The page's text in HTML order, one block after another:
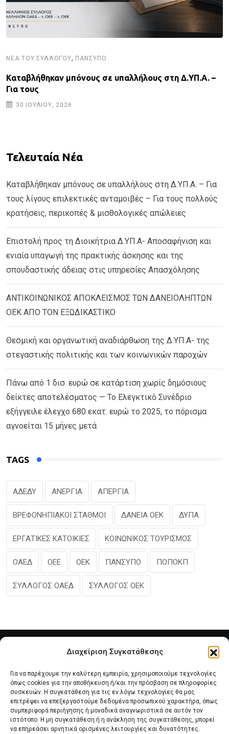
Διαχείριση Συγκατάθεσης
Για να παρέχουμε την καλύτερη εμπειρία, χρησιμοποιούμε τεχνολογίες
όπως cookies για την αποθήκευση ή/και την πρόσβαση σε πληροφορίες
συσκευών. Η συγκατάθεση για τις εν λόγω τεχνολογίες θα μας
επιτρέψει να επεξεργαστούμε δεδομένα προσωπικού χαρακτήρα, όπως
συμπεριφορά περιήγησης ή μοναδικά αναγνωριστικά σε αυτόν τον
ιστότοπο. Η μη συγκατάθεση ή η ανάκληση της συγκατάθεσης, μπορεί
να επηρεάσει αρνητικά ορισμένες λειτουργίες και δυνατότητες.
ΝΈΑ ΤΟΥ ΣΥΛΛΌΓΟΥ, ΠΑΝΣΥΠΟ
Καταβλήθηκαν μπόνους σε υπαλλήλους στη Δ.ΥΠ.Α. –
Για τους
30 ΙΟΥΛΊΟΥ, 2026
Τελευταία Νέα
Καταβλήθηκαν μπόνους σε υπαλλήλους στη Δ.ΥΠ.Α. – Για
τους λίγους επιλεκτικές ανταμοιβές – Για τους πολλούς
κρατήσεις, περικοπές & μισθολογικές απώλειες
Επιστολή προς τη Διοικήτρια Δ.ΥΠ.Α- Αποσαφήνιση και
ενιαία υπαγωγή της πρακτικής άσκησης και της
σπουδαστικής άδειας στις υπηρεσίες Απασχόλησης
ΑΝΤΙΚΟΙΝΩΝΙΚΟΣ ΑΠΟΚΛΕΙΣΜΟΣ ΤΩΝ ΔΑΝΕΙΟΛΗΠΤΩΝ
ΟΕΚ ΑΠΟ ΤΟΝ ΕΞΩΔΙΚΑΣΤΙΚΟ
Θεσμική και οργανωτική αναδιάρθωση της Δ.ΥΠ.Α- της
στεγαστικής πολιτικής και των κοινωνικών παροχών
Πάνω από 1 δισ. ευρώ σε κατάρτιση χωρίς δημόσιους
δείκτες αποτελέσματος — Το Ελεγκτικό Συνέδριο
εξήγγειλε έλεγχο 680 εκατ. ευρώ το 2025, το πόρισμα
αγνοείται 15 μήνες μετά
TAGS
ΑΔΕΔΥ ΑΝΕΡΓΙΑ ΑΠΕΡΓΙΑ
ΒΡΕΦΟΝΗΠΙΑΚΟΙ ΣΤΑΘΜΟΙ ΔΑΝΕΙΑ ΟΕΚ ΔΥΠΑ
ΕΡΓΑΤΙΚΕΣ ΚΑΤΟΙΚΙΕΣ ΚΟΙΝΩΝΙΚΟΣ ΤΟΥΡΙΣΜΟΣ
ΟΑΕΔ ΟΕΕ ΟΕΚ ΠΑΝΣΥΠΟ ΠΟΠΟΚΠ
ΣΥΛΛΟΓΟΣ ΟΑΕΔ ΣΥΛΛΟΓΟΣ ΟΕΚ
Αρχική Νέα του Συλλόγου Θέματα e-Magazino